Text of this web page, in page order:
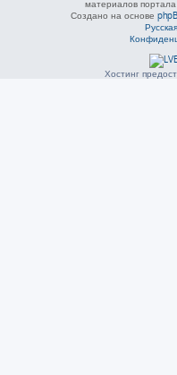
материалов
Создано на основе
Хостинг